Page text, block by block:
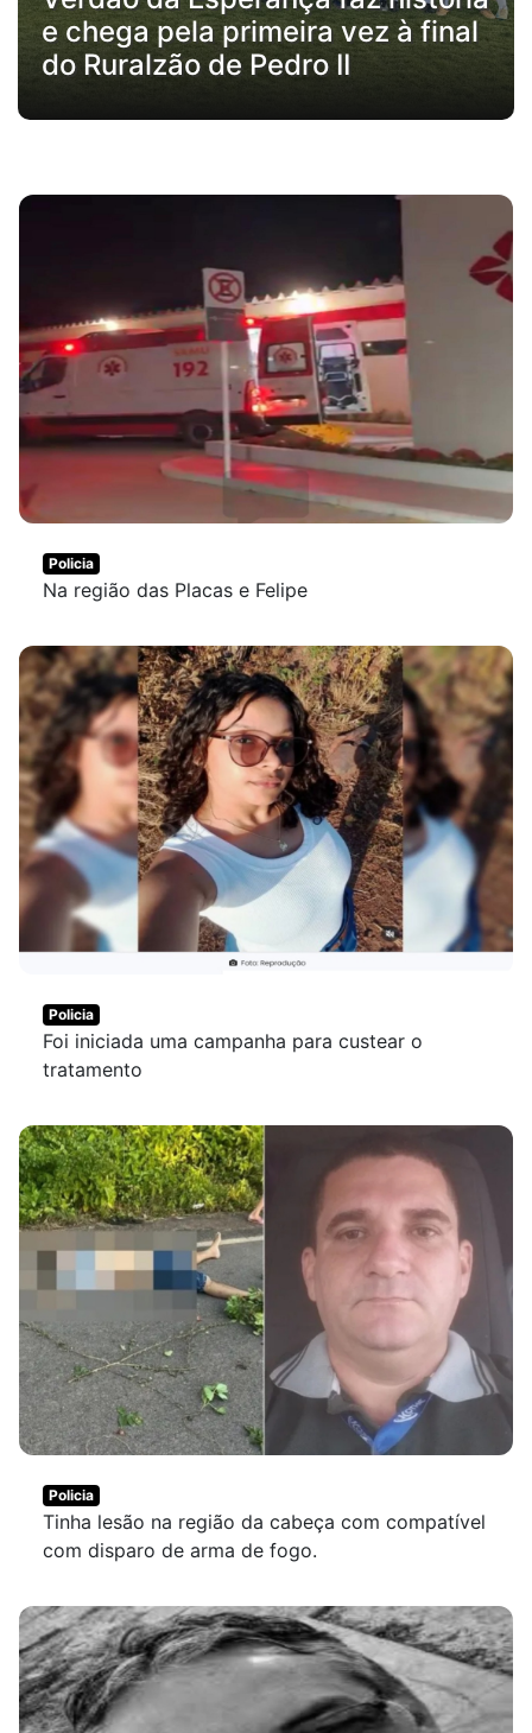
e chega pela primeira vez à final
do Ruralzão de Pedro II
Policia
Na região das Placas e Felipe
Policia
Foi iniciada uma campanha para custear o
tratamento
Policia
Tinha lesão na região da cabeça com compatível
com disparo de arma de fogo.